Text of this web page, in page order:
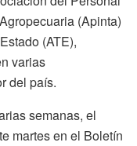
(Apinta)
(ATE),
varias
del país.
semanas, el
martes en el Boletín